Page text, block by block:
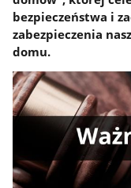
bezpieczeństwa i
zabezpieczenia
domu.